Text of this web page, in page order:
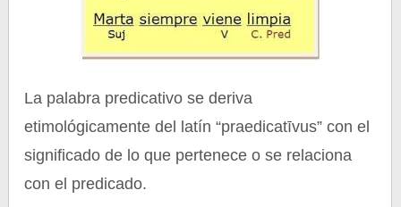
La palabra predicativo se deriva
etimológicamente del latín “praedicatīvus” con el
significado de lo que pertenece o se relaciona
con el predicado.